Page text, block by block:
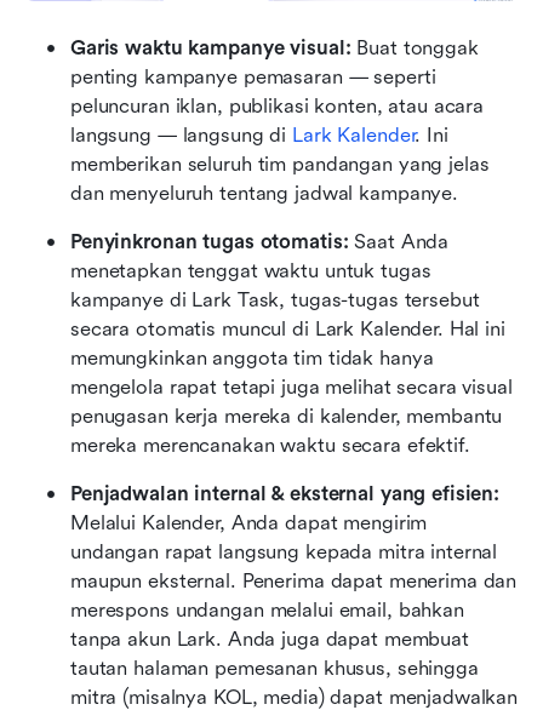
Garis waktu kampanye visual: Buat tonggak
penting kampanye pemasaran — seperti
peluncuran iklan, publikasi konten, atau acara
langsung — langsung di Lark Kalender. Ini
memberikan seluruh tim pandangan yang jelas
dan menyeluruh tentang jadwal kampanye.
Penyinkronan tugas otomatis: Saat Anda
menetapkan tenggat waktu untuk tugas
kampanye di Lark Task, tugas-tugas tersebut
secara otomatis muncul di Lark Kalender. Hal ini
memungkinkan anggota tim tidak hanya
mengelola rapat tetapi juga melihat secara visual
penugasan kerja mereka di kalender, membantu
mereka merencanakan waktu secara efektif.
Penjadwalan internal & eksternal yang efisien:
Melalui Kalender, Anda dapat mengirim
undangan rapat langsung kepada mitra internal
maupun eksternal. Penerima dapat menerima dan
merespons undangan melalui email, bahkan
tanpa akun Lark. Anda juga dapat membuat
tautan halaman pemesanan khusus, sehingga
mitra (misalnya KOL, media) dapat menjadwalkan